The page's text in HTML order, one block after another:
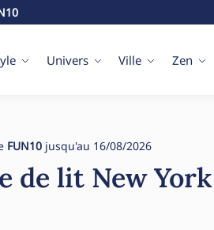
Univers Ville Zen
FUN10jusqu'au 16/08/2026
de lit New